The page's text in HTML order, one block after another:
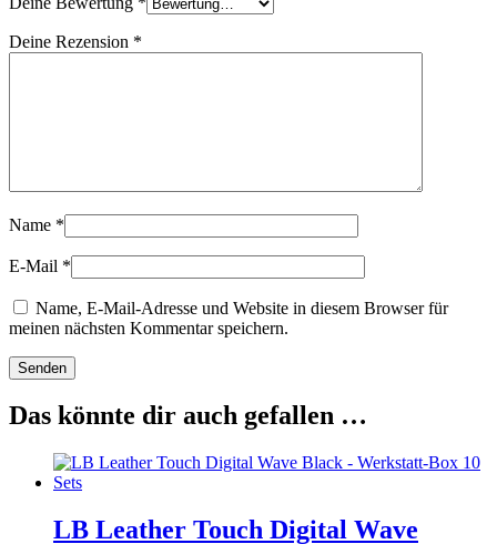
Deine Rezension *
Name *
E-Mail *
Name, E-Mail-Adresse und Website in diesem Browser für
meinen nächsten Kommentar speichern.
Das könnte dir auch gefallen …
LB Leather Touch Digital Wave